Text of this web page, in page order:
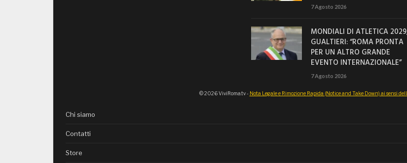
7 Agosto 2026
MONDIALI DI ATLETICA
GUALTIERI: “ROMA PRONTA
PER UN ALTRO GRANDE
EVENTO INTERNAZIONALE”
7 Agosto 2026
© 2026 ViviRoma.tv - Nota Legale e Rimozione Rapida (Notice and Take Down) ai sensi
Chi siamo
Contatti
Store